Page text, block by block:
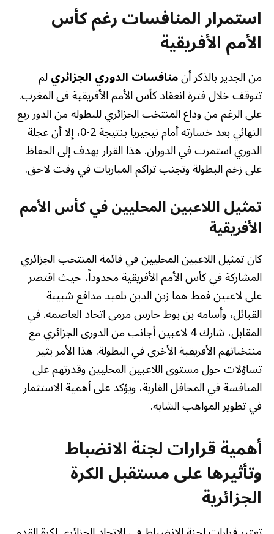
استمرار المنافسات رغم كأس
الأمم الأفريقية
من الجدير بالذكر أنمنافسات الدوري الجزائريلم
تتوقف خلال فترة انعقاد كأس الأمم الأفريقية في المغرب.
على الرغم من وداع المنتخب الجزائري للبطولة من الدور ربع
النهائي بعد خسارته أمام نيجيريا بنتيجة 2-0، إلا أن عجلة
الدوري استمرت في الدوران. هذا القرار يهدف إلى الحفاظ
على زخم البطولة وتجنب تراكم المباريات في وقت لاحق.
تمثيل اللاعبين المحليين في كأس الأمم
الأفريقية
كان تمثيل اللاعبين المحليين في قائمة المنتخب الجزائري
المشاركة في كأس الأمم الأفريقية محدوداً، حيث اقتصر
على لاعبين فقط هما زين الدين بلعيد مدافع شبيبة
القبائل، وأسامة بن بوط حارس مرمى اتحاد العاصمة. في
المقابل، شارك 4 لاعبين أجانب من الدوري الجزائري مع
منتخباتهم الأفريقية الأخرى في البطولة. هذا الأمر يثير
تساؤلات حول مستوى اللاعبين المحليين وقدرتهم على
المنافسة في المحافل القارية، ويؤكد على أهمية الاستثمار
في تطوير المواهب الشابة.
أهمية قرارات لجنة الانضباط
وتأثيرها على مستقبل الكرة
الجزائرية